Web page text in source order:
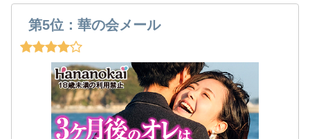
第5位：華の会メール